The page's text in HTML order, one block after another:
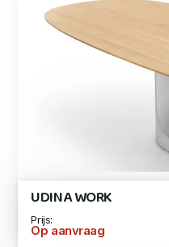
UDINA WORK
Prijs:
Op aanvraag